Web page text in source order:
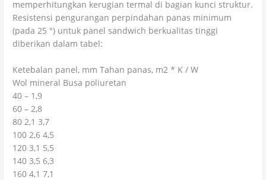
memperhitungkan kerugian termal di bagian kunci struktur.
Resistensi pengurangan perpindahan panas minimum
(pada 25 °) untuk panel sandwich berkualitas tinggi
diberikan dalam tabel:
Ketebalan panel, mm Tahan panas, m2 * K / W
Wol mineral Busa poliuretan
40 – 1,9
60 – 2,8
80 2,1 3,7
100 2,6 4,5
120 3,1 5,5
140 3,5 6,3
160 4,1 7,1